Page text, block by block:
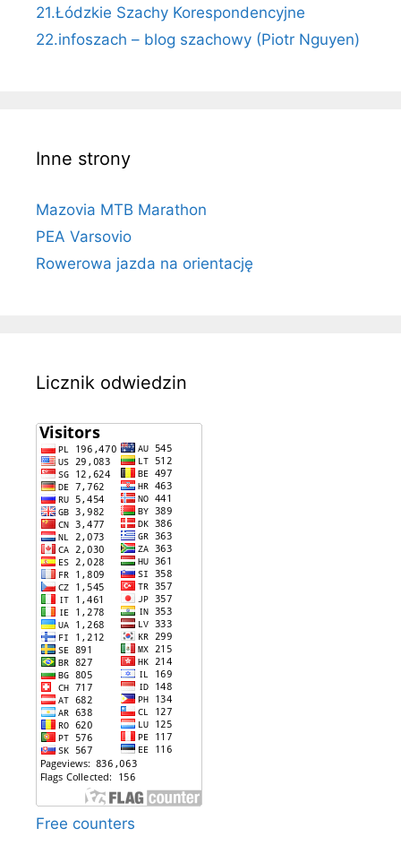
21.Łódzkie Szachy Korespondencyjne
22.infoszach – blog szachowy (Piotr Nguyen)
Inne strony
Mazovia MTB Marathon
PEA Varsovio
Rowerowa jazda na orientację
Licznik odwiedzin
Free counters